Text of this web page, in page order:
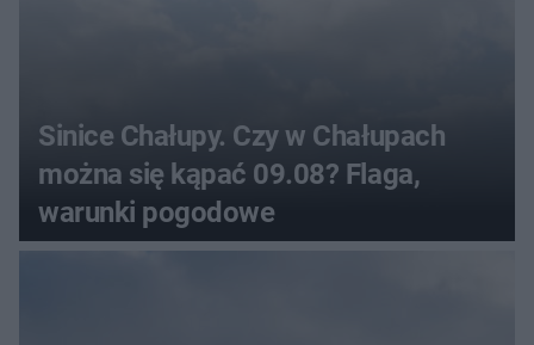
Sinice Chałupy. Czy w Chałupach
można się kąpać 09.08? Flaga,
warunki pogodowe